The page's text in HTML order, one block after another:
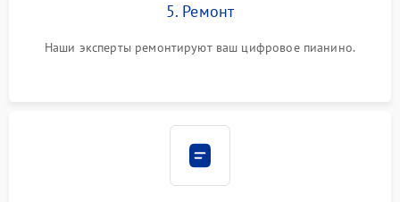
5. Ремонт
Наши эксперты ремонтируют ваш цифровое пианино.